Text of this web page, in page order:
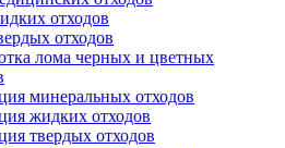
отходов
отходов
лома черных и цветных
минеральных отходов
жидких отходов
твердых отходов